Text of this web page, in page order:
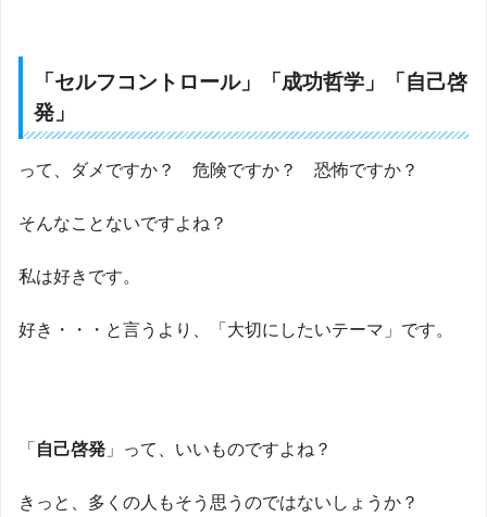
「 セルフコントロール」「 成功哲学 」「 自己啓
発 」
って、ダメですか？ 危険ですか？ 恐怖ですか？
そんなことないですよね？
私は好きです。
好き・・・と言うより、「大切にしたいテーマ」です。
「 自己啓発 」って、いいものですよね？
きっと、多くの人もそう思うのではないしょうか？